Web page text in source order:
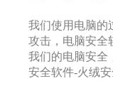
我们使用电脑的
攻击，电脑安全
我们的电脑安全
安全软件-火绒安